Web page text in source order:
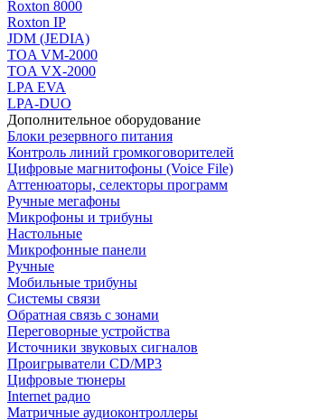
Roxton 8000
Roxton IP
JDM (JEDIA)
TOA VM-2000
TOA VX-2000
LPA EVA
LPA-DUO
Дополнительное оборудование
Блоки резервного питания
Контроль линий громкоговорителей
Цифровые магнитофоны (Voice File)
Аттенюаторы, селекторы программ
Ручные мегафоны
Микрофоны и трибуны
Настольные
Микрофонные панели
Ручные
Мобильные трибуны
Системы связи
Обратная связь с зонами
Переговорные устройства
Источники звуковых сигналов
Проигрыватели CD/MP3
Цифровые тюнеры
Internet радио
Матричные аудиоконтроллеры